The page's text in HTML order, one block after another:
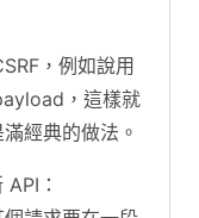
，例如說用
，這樣就
經典的做法。
：